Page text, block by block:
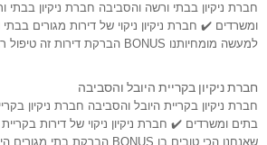
חברת ניקיון בבתי ורשה והסביבה חברת ניקיון בבתי
ומשרדים ✔️ חברת ניקיון ניקוי של דירות מגורים בבתי
למעשה מומחיותנו BONUS הברקת דירות זה טיפול רציני מוסף
חברת ניקיון בקריית היובל והסביבה
חברת ניקיון בקריית היובל והסביבה חברת ניקיון
בתים ומשרדים ✔️ חברת ניקיון ניקוי של דירות
שאנחנו הכי טובים בו BONUS הברקת בתי מגורים הינו